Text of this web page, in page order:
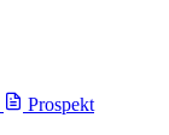
Prospekt